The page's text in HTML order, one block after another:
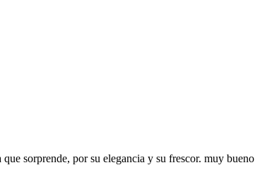
sorprende, por su elegancia y su frescor. muy bueno